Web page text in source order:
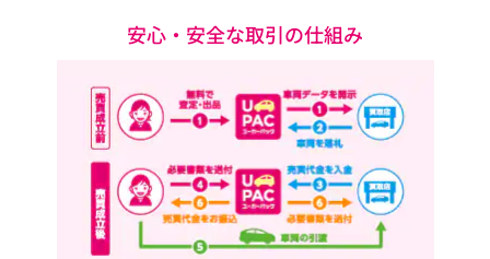
安心・安全な取引の仕組み